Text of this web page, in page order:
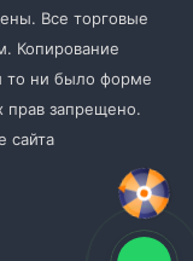
Все торговые
Копирование
то ни было форме
прав запрещено.
сайта